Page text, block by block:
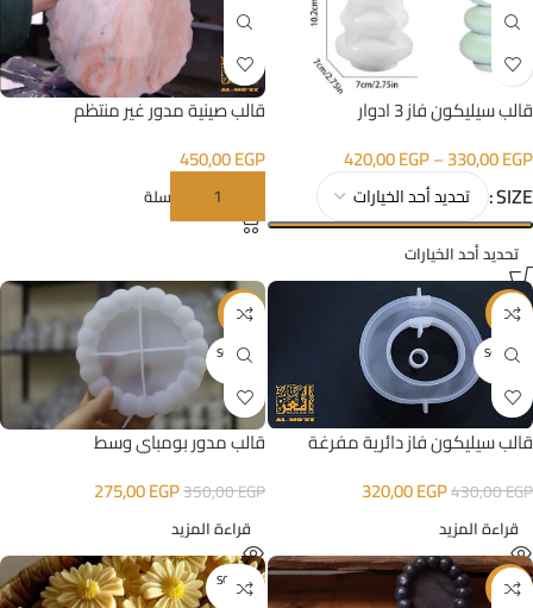
قالب سيليكون فاز 3 ادوار
330,00EGP
–
420,00EGP
SIZE
تحديد أحد الخيارات
قالب صينية مدور غير منتظم
450,00EGP
إضافة إلى السلة
-26%
SOLD O
UT
قالب سيليكون فاز دائرية مفرغة
430,00EGP
320,00EGP
قراءة المزيد
-21%
SOLD O
UT
قالب مدور بومباي وسط
350,00EGP
275,00EGP
قراءة المزيد
-14%
SOLD O
UT